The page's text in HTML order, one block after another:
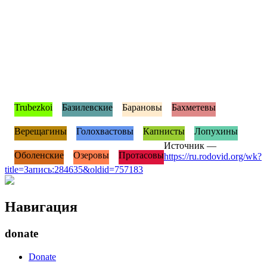
Trubezkoi Базилевские Барановы Бахметевы
Верещагины Голохвастовы Капнисты Лопухины
Оболенские Озеровы Протасовы
Источник —
https://ru.rodovid.org/wk?
title=Запись:284635&oldid=757183
Навигация
donate
Donate